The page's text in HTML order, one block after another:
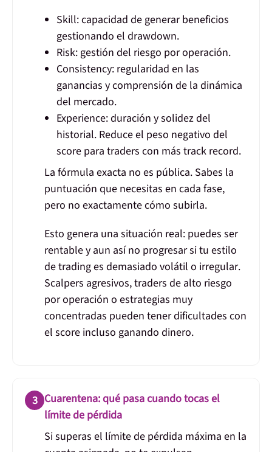
Skill:capacidad de generar beneficios
gestionando el drawdown.
Risk:gestión del riesgo por operación.
Consistency: regularidad en las
ganancias y comprensión de la dinámica
del mercado.
Experience:duración y solidez del
historial. Reduce el peso negativo del
score para traders con más track record.
La fórmula exacta no es pública. Sabes la
puntuación que necesitas en cada fase,
pero no exactamente cómo subirla.
Esto genera una situación real: puedes ser
rentable y aun así no progresar si tu estilo
de trading es demasiado volátil o irregular.
Scalpers agresivos, traders de alto riesgo
por operación o estrategias muy
concentradas pueden tener dificultades con
el score incluso ganando dinero.
3 Cuarentena: qué pasa cuando tocas el
límite de pérdida
Si superas el límite de pérdida máxima en la